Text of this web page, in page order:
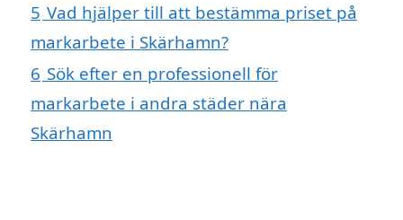
5 Vad hjälper till att bestämma priset på
markarbete i Skärhamn?
6 Sök efter en professionell för
markarbete i andra städer nära
Skärhamn